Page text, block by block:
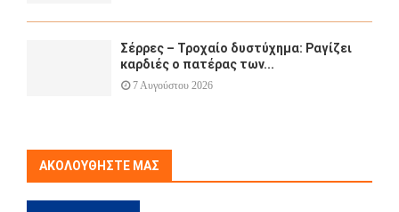
Σέρρες – Τροχαίο δυστύχημα: Ραγίζει
καρδιές ο πατέρας των...
7 Αυγούστου 2026
ΑΚΟΛΟΥΘΉΣΤΕ ΜΑΣ